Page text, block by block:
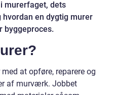
murerfaget, dets
hvordan en dygtig murer
byggeproces.
med at opføre, reparere og
af murværk. Jobbet